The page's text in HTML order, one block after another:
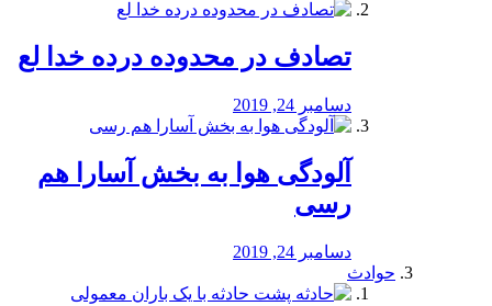
تصادف در محدوده درده خدا لع
دسامبر 24, 2019
آلودگی هوا به بخش آسارا هم
رسی
دسامبر 24, 2019
حوادث